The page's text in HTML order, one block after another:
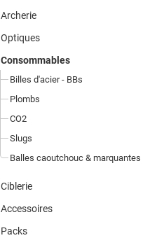
Archerie
Optiques
Consommables
Billes d'acier - BBs
Plombs
CO2
Slugs
Balles caoutchouc & marquantes
Ciblerie
Accessoires
Packs